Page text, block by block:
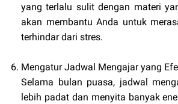
yang terlalu sulit dengan materi
akan membantu Anda untuk
terhindar dari stres.
Mengatur Jadwal Mengajar yang
Selama bulan puasa, jadwal
lebih padat dan menyita banyak